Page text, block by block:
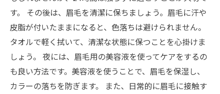
す。 その後は、眉毛を清潔に保ちましょう。眉毛に汗や
皮脂が付いたままになると、色落ちは避けられません。
タオルで軽く拭いて、清潔な状態に保つことを心掛けま
しょう。 夜には、眉毛用の美容液を使ってケアをするの
も良い方法です。美容液を使うことで、眉毛を保湿し、
カラーの落ちを防ぎます。 また、日常的に眉毛に接触す